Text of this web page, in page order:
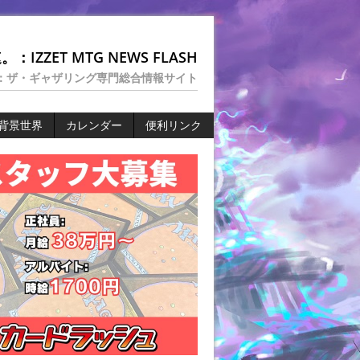
：IZZET MTG NEWS FLASH
ザ・ギャザリング専門総合情報サイト
景世界 カレンダー 便利リンク